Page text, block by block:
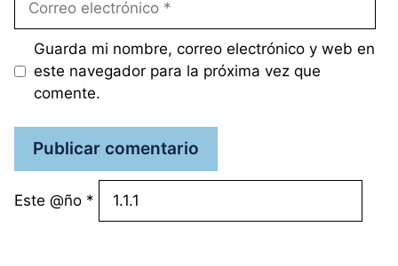
electrónico
Guarda mi nombre, correo electrónico y web en
este navegador para la próxima vez que
comente.
Este @ño *